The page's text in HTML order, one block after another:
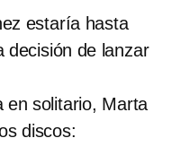
estaría hasta
decisión de lanzar
en solitario, Marta
discos: